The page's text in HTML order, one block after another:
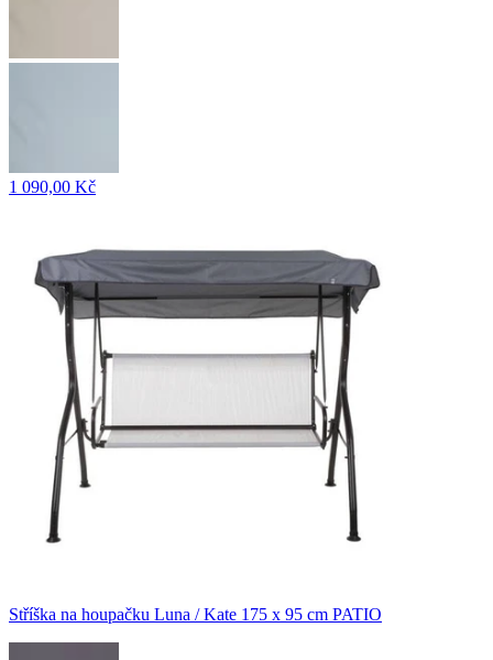
1 090,00 Kč
Stříška na houpačku Luna / Kate 175 x 95 cm PATIO